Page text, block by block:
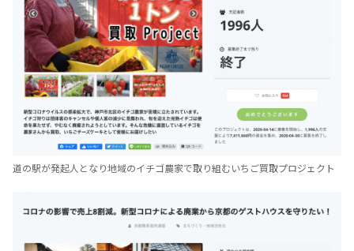
道の駅が発起人となり地域のイチゴ農家で取り組むいちご買取プロジェクト